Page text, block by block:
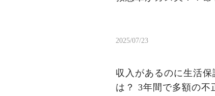
2025/07/23
収入があるのに生活
は？ 3年間で多額の不